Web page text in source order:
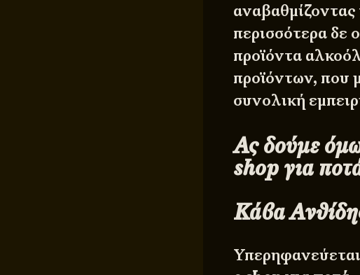
περισσότερα δε
προϊόντα
προϊόντων, που
συνολική
Ας δούμε
shop για
Κάβα